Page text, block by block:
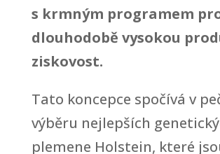
s krmným programem
dlouhodobě vysokou
ziskovost.
Tato koncepce spočívá v
výběru nejlepších
plemene Holstein, které